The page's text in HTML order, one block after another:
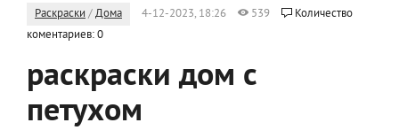
Раскраски /Дома 4-12-2023, 18:26 539
Количество
коментариев: 0
раскраски дом с
петухом